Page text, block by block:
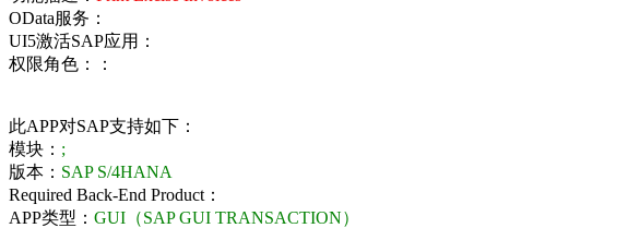
OData服务：
UI5激活SAP应用：
权限角色：：
此APP对SAP支持如下：
模块： ;
版本： SAP S/4HANA
Required Back-End Product：
APP类型： GUI（SAP GUI TRANSACTION）